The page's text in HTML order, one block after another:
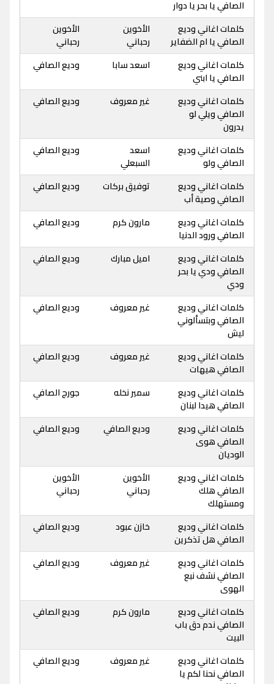
الصافي يا بحر يا دوار
كلمات اغاني وديع
الصافي يا ام الضفاير
الأخوين
رحباني
الأخوين
رحباني
كلمات اغاني وديع
الصافي يا ابني
اسعد سابا وديع الصافي
كلمات اغاني وديع
الصافي ويلي لو
يدرون
غير معروف وديع الصافي
كلمات اغاني وديع
الصافي ولو
اسعد
السبعلي
وديع الصافي
كلمات اغاني وديع
الصافي وصية أب
توفيق بركات وديع الصافي
كلمات اغاني وديع
الصافي ورود الدنيا
مارون كرم وديع الصافي
كلمات اغاني وديع
الصافي ودي يا بحر
ودي
اميل مبارك وديع الصافي
كلمات اغاني وديع
الصافي وبتسألوني
ليش
غير معروف وديع الصافي
كلمات اغاني وديع
الصافي هيهات
غير معروف وديع الصافي
كلمات اغاني وديع
الصافي هيدا لبنان
سمير نخله جورج الصافي
كلمات اغاني وديع
الصافي هوى
الوديان
وديع الصافي وديع الصافي
كلمات اغاني وديع
الصافي هلك
ومستهلك
الأخوين
رحباني
الأخوين
رحباني
كلمات اغاني وديع
الصافي هل تذكرين
خازن عبود وديع الصافي
كلمات اغاني وديع
الصافي نشف نبع
الهوى
غير معروف وديع الصافي
كلمات اغاني وديع
الصافي ندم دق باب
البيت
مارون كرم وديع الصافي
كلمات اغاني وديع
الصافي نحنا لكم يا
غير معروف وديع الصافي